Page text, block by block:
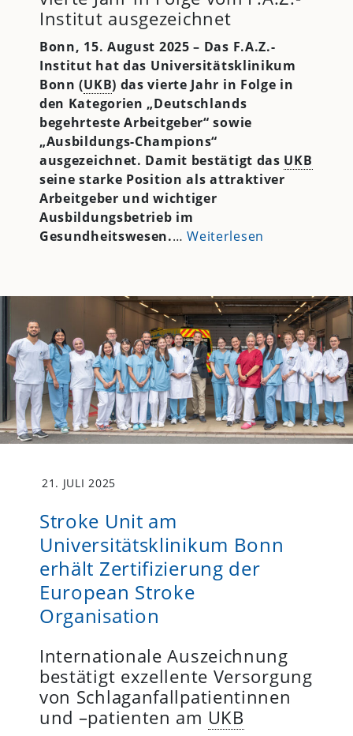
Institut ausgezeichnet
Bonn, 15. August 2025 – Das F.A.Z.-
Institut hat das Universitätsklinikum
Bonn (UKB) das vierte Jahr in Folge in
den Kategorien „Deutschlands
begehrteste Arbeitgeber“ sowie
„Ausbildungs-Champions“
ausgezeichnet. Damit bestätigt das UKB
seine starke Position als attraktiver
Arbeitgeber und wichtiger
Ausbildungsbetrieb im
Gesundheitswesen.…Weiterlesen
21. JULI 2025
Stroke Unit am
Universitätsklinikum Bonn
erhält Zertifizierung der
European Stroke
Organisation
Internationale Auszeichnung
bestätigt exzellente Versorgung
von Schlaganfallpatientinnen
und –patienten am UKB